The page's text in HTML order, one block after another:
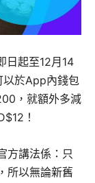
日起至12月14
以於App內錢包
，就額外多減
！
方講法係：只
所以無論新舊